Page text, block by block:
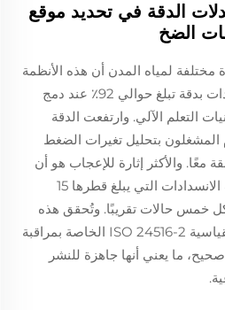
الدقة في تحديد موقع
الضخ
التجارب في 18 إدارة مختلفة لمياه المدن أن هذه الأنظمة
قادرة على اكتشاف الانسدادات بدقة تبلغ حوالي 92٪ عند دمج
التعلم الآلي. وارتفعت الدقة
عندما قام المشغلون بتحليل تغيرات الضغط
معًا. والأكثر إثارة للإعجاب هو أن
هذه الأنظمة يمكنها اكتشاف الانسدادات التي يبلغ قطرها 15
خمس حالات تقريبًا. وتُحقق هذه
الأداء متطلبات المواصفة القياسية ISO 24516-2 الخاصة بمراقبة
ما يعني أنها جاهزة للنشر